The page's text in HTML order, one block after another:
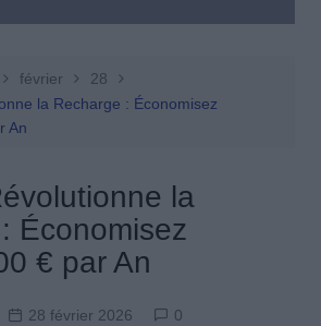
février
28
la Recharge : Économisez
An
la
Économisez
€ par An
28 février 2026
0